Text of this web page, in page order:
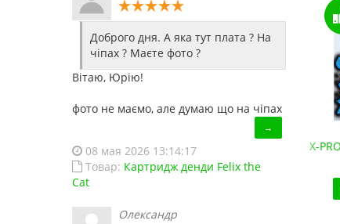
Доброго дня. А яка тут плата ? На
чіпах ? Маєте фото ?
Вітаю, Юрію!
фото не маємо, але думаю що на чіпах
→
08 мая 2026 13:14:17
Товар: Картридж денди Felix the
Cat
Олександр
Денди HD-88 (HDMI, беспроводные джойстики)
2 190.10 грн.
Код товара:
X-